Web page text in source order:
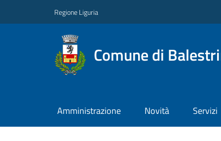
Regione Liguria
Comune di
Amministrazione Novità Servizi